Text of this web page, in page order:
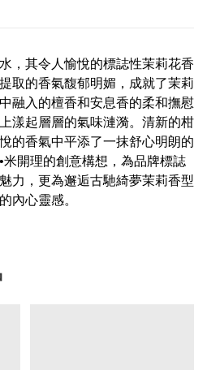
，其令人愉悅的標誌性茉莉花香
取的香氣馥郁明媚，成就了茉莉
融入的檀香和安息香的柔和撫慰
漾起層層的氣味漣漪。清新的柑
的香氣中平添了一抹舒心明朗的
開理的創意構想，為品牌標誌
力，更為邂逅古馳綺夢茉莉香型
內心靈感。